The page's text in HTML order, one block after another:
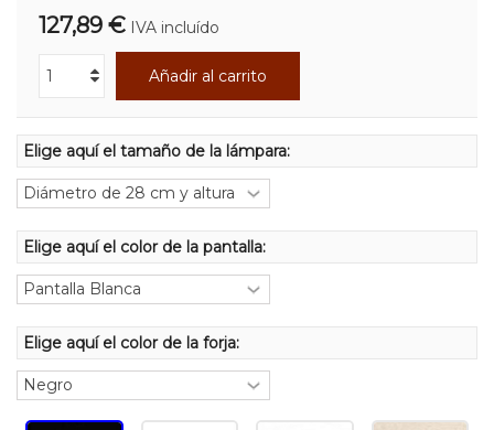
127,89 € IVA incluído
Añadir al carrito
Elige aquí el tamaño de la lámpara:
Elige aquí el color de la pantalla:
Elige aquí el color de la forja: